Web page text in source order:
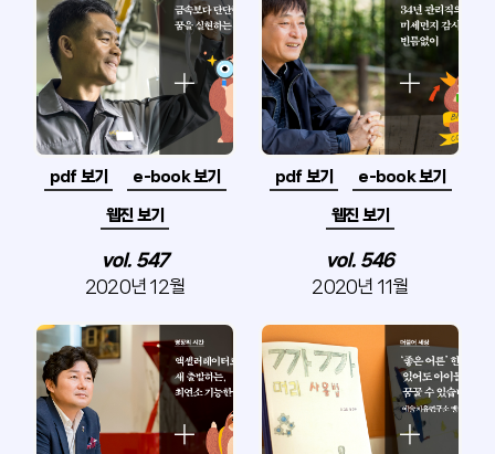
pdf 보기 e-book 보기
웹진 보기
vol. 547
2020년 12월
pdf 보기 e-book 보기
웹진 보기
vol. 546
2020년 11월